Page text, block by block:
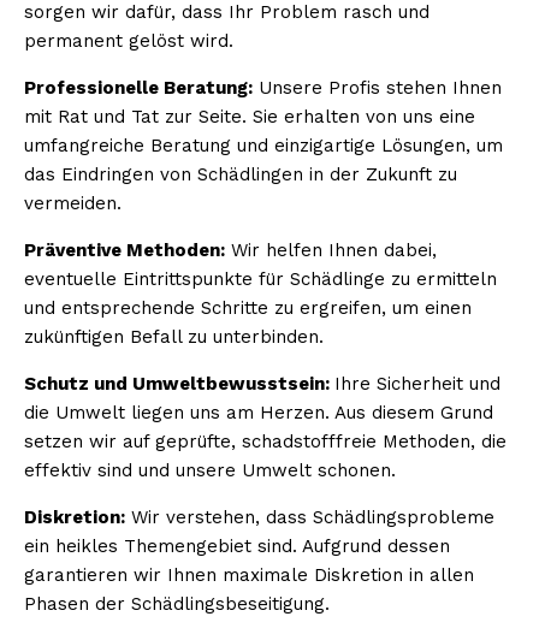
sorgen wir dafür, dass Ihr Problem rasch und
permanent gelöst wird.
Professionelle Beratung: Unsere Profis stehen Ihnen
mit Rat und Tat zur Seite. Sie erhalten von uns eine
umfangreiche Beratung und einzigartige Lösungen, um
das Eindringen von Schädlingen in der Zukunft zu
vermeiden.
Präventive Methoden: Wir helfen Ihnen dabei,
eventuelle Eintrittspunkte für Schädlinge zu ermitteln
und entsprechende Schritte zu ergreifen, um einen
zukünftigen Befall zu unterbinden.
Schutz und Umweltbewusstsein: Ihre Sicherheit und
die Umwelt liegen uns am Herzen. Aus diesem Grund
setzen wir auf geprüfte, schadstofffreie Methoden, die
effektiv sind und unsere Umwelt schonen.
Diskretion: Wir verstehen, dass Schädlingsprobleme
ein heikles Themengebiet sind. Aufgrund dessen
garantieren wir Ihnen maximale Diskretion in allen
Phasen der Schädlingsbeseitigung.